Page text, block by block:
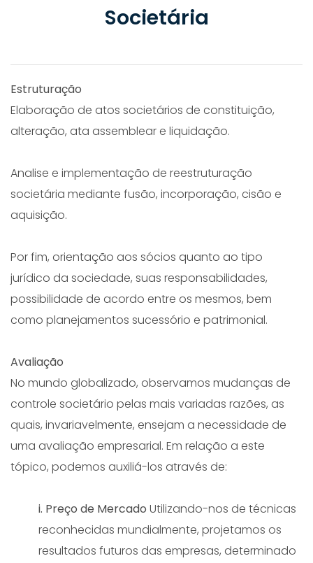
Societária
Estruturação
Elaboração de atos societários de constituição,
alteração, ata assemblear e liquidação.
Analise e implementação de reestruturação
societária mediante fusão, incorporação, cisão e
aquisição.
Por fim, orientação aos sócios quanto ao tipo
jurídico da sociedade, suas responsabilidades,
possibilidade de acordo entre os mesmos, bem
como planejamentos sucessório e patrimonial.
Avaliação
No mundo globalizado, observamos mudanças de
controle societário pelas mais variadas razões, as
quais, invariavelmente, ensejam a necessidade de
uma avaliação empresarial. Em relação a este
tópico, podemos auxiliá-los através de:
i. Preço de Mercado Utilizando-nos de técnicas
reconhecidas mundialmente, projetamos os
resultados futuros das empresas, determinado